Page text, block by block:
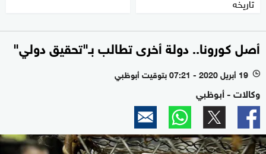
أصل كورونا.. دولة أخرى تطالب بـ"تحقيق دولي"
l 19 أبريل 2020 - 07:21 بتوقيت أبوظبي
وكالات - أبوظبي